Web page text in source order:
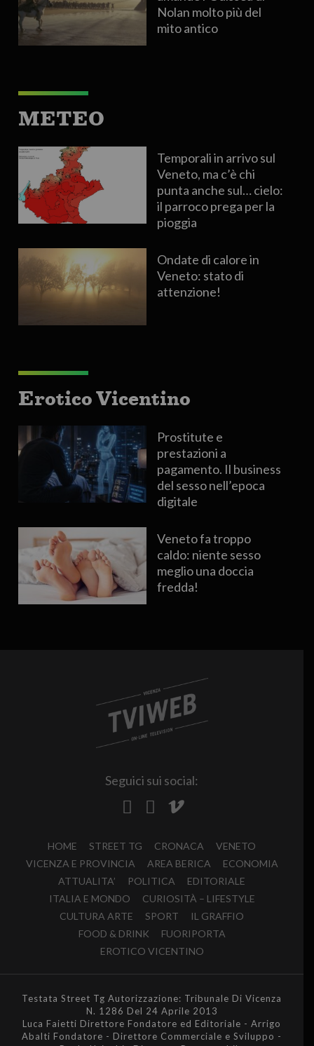
Nolan molto più del
mito antico
METEO
Temporali in arrivo sul
Veneto, ma c’è chi
punta anche sul… cielo:
il parroco prega per la
pioggia
Ondate di calore in
Veneto: stato di
attenzione!
Erotico Vicentino
Prostitute e
prestazioni a
pagamento. Il business
del sesso nell’epoca
digitale
Veneto fa troppo
caldo: niente sesso
meglio una doccia
fredda!
Seguici sui social:
HOME STREET TG CRONACA
VENETO
VICENZA E PROVINCIA
AREA BERICA
ECONOMIA
ATTUALITA’
POLITICA
EDITORIALE
ITALIA E MONDO
CURIOSITÀ – LIFESTYLE
CULTURA ARTE
SPORT
IL GRAFFIO
FOOD & DRINK
FUORIPORTA
EROTICO VICENTINO
Testata Street Tg Autorizzazione: Tribunale Di Vicenza
N. 1286 Del 24 Aprile 2013
Luca Faietti Direttore Fondatore ed Editoriale - Arrigo
Abalti Fondatore - Direttore Commerciale e Sviluppo -